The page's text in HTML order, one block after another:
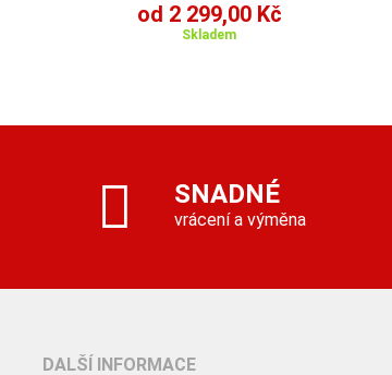
od 2 299,00 Kč
Skladem
SNADNÉ
vrácení a výměna
DALŠÍ INFORMACE